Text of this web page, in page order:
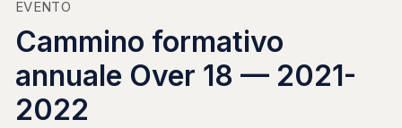
EVENTO
Cammino formativo
annuale Over 18 — 2021-
2022